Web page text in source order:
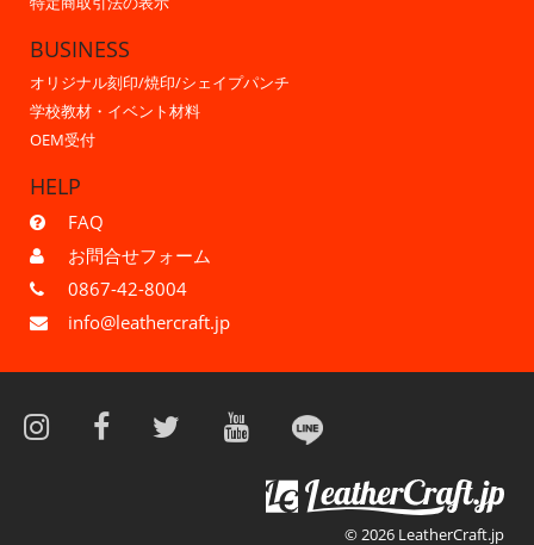
BUSINESS
オリジナル刻印/焼印/シェイプパンチ
学校教材・イベント材料
OEM受付
HELP
FAQ
お問合せフォーム
0867-42-8004
info@leathercraft.jp
© 2026 LeatherCraft.jp